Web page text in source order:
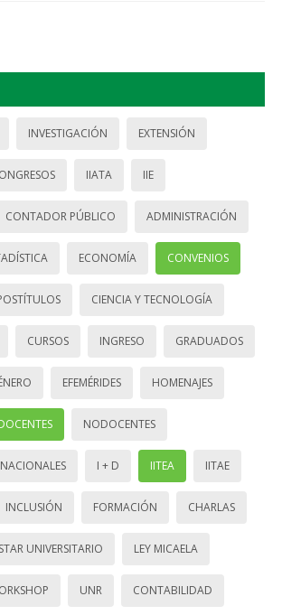
INVESTIGACIÓN EXTENSIÓN
IIATA IIE
CONTADOR PÚBLICO ADMINISTRACIÓN
ECONOMÍA CONVENIOS
CIENCIA Y TECNOLOGÍA
CURSOS INGRESO GRADUADOS
EFEMÉRIDES HOMENAJES
NODOCENTES
I + D IITEA IITAE
INCLUSIÓN FORMACIÓN CHARLAS
UNIVERSITARIO LEY MICAELA
UNR CONTABILIDAD